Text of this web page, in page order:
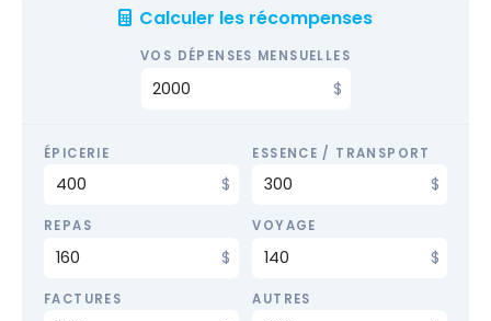
Calculer les récompenses
VOS DÉPENSES MENSUELLES
ÉPICERIE ESSENCE / TRANSPORT
REPAS VOYAGE
FACTURES AUTRES